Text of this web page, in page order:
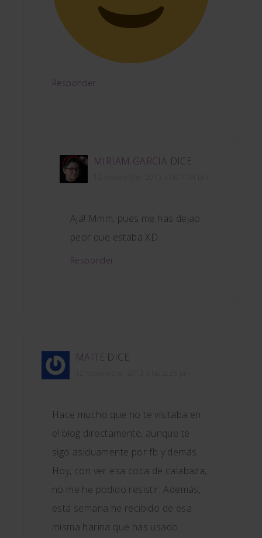
Responder
MIRIAM GARCIA DICE
Ajá! Mmm, pues me has dejao
peor que estaba XD.
Responder
MAITE DICE
Hace mucho que no te visitaba en
el blog directamente, aunque te
sigo asiduamente por fb y demás.
Hoy, con ver esa coca de calabaza,
no me he podido resistir. Además,
esta semana he recibido de esa
misma harina que has usado…